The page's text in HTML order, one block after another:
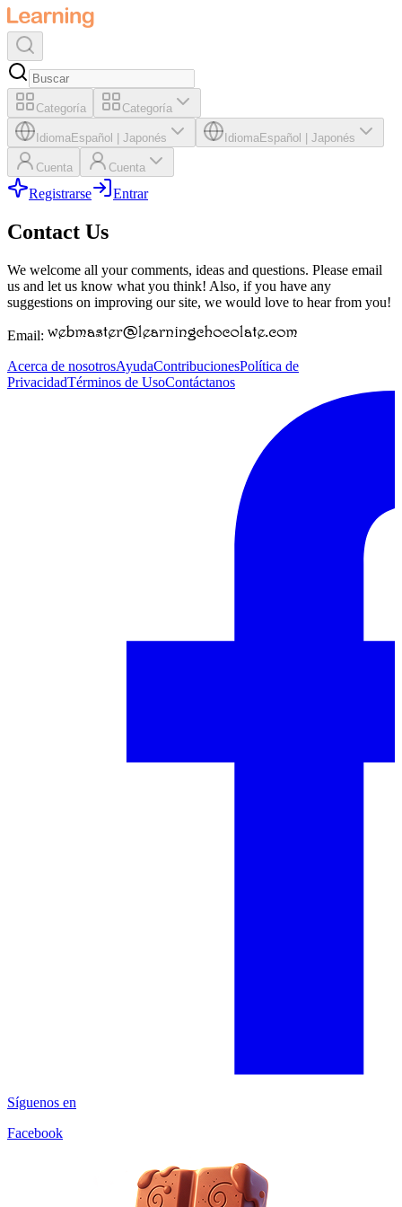
Categoría Categoría
IdiomaEspañol Japonés IdiomaEspañol Japonés
Cuenta Cuenta
Registrarse Entrar
Contact Us
We welcome all your comments, ideas and questions. Please email
us and let us know what you think! Also, if you have any
suggestions on improving our site, we would love to hear from you!
Email:
Acerca de nosotrosAyudaContribucionesPolítica de
PrivacidadTérminos de UsoContáctanos
Síguenos en
Facebook